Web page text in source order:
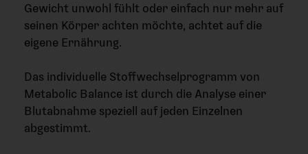
Gewicht unwohl fühlt oder einfach nur mehr auf
seinen Körper achten möchte, achtet auf die
eigene Ernährung.
Das individuelle Stoffwechselprogramm von
Metabolic Balance ist durch die Analyse einer
Blutabnahme speziell auf jeden Einzelnen
abgestimmt.